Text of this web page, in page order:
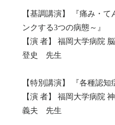
【基調講演】 『痛み・
ンクする3つの病態～』
【演 者】 福岡大学病
登史 先生
【特別講演】 『各種認知
【演 者】 福岡大学病
義夫 先生